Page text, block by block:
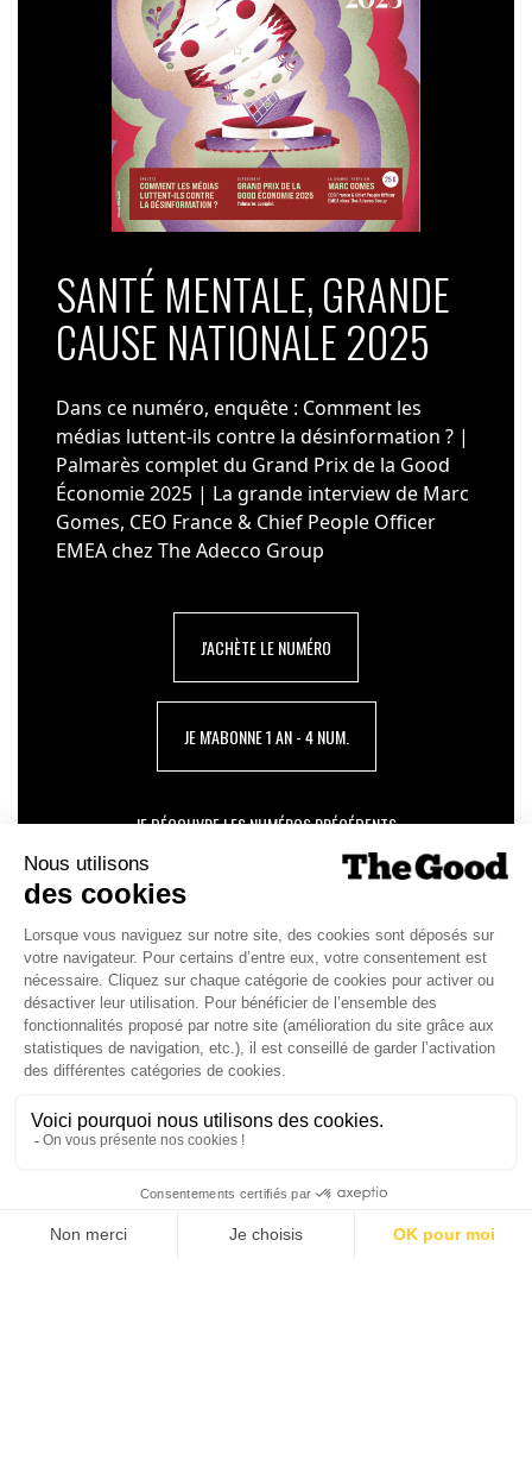
SANTÉ MENTALE, GRANDE
CAUSE NATIONALE 2025
Dans ce numéro, enquête : Comment les
médias luttent-ils contre la désinformation ? |
Palmarès complet du Grand Prix de la Good
Économie 2025 | La grande interview de Marc
Gomes, CEO France & Chief People Officer
EMEA chez The Adecco Group
J'ACHÈTE LE NUMÉRO
JE M'ABONNE 1 AN - 4 NUM.
JE DÉCOUVRE LES NUMÉROS PRÉCÉDENTS
Je suis déjà abonné(e) :
version digitale
SUIVEZ-NOUS